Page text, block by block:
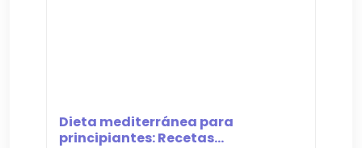
Dieta mediterránea para
principiantes: Recetas...